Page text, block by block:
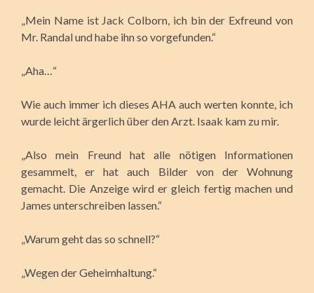
„Mein Name ist Jack Colborn, ich bin der Exfreund von
Mr. Randal und habe ihn so vorgefunden.“
„Aha…“
Wie auch immer ich dieses AHA auch werten konnte, ich
wurde leicht ärgerlich über den Arzt. Isaak kam zu mir.
„Also mein Freund hat alle nötigen Informationen
gesammelt, er hat auch Bilder von der Wohnung
gemacht. Die Anzeige wird er gleich fertig machen und
James unterschreiben lassen.“
„Warum geht das so schnell?“
„Wegen der Geheimhaltung.“